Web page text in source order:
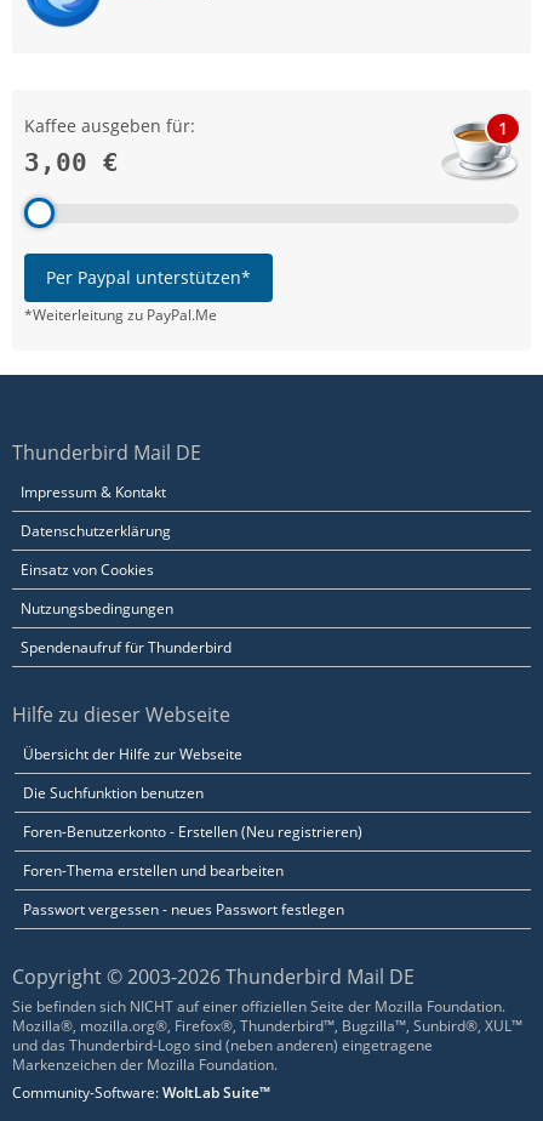
Kaffee ausgeben für:
3,00 €
1
Per Paypal unterstützen*
*Weiterleitung zu PayPal.Me
Thunderbird Mail DE
Impressum & Kontakt
Datenschutzerklärung
Einsatz von Cookies
Nutzungsbedingungen
Spendenaufruf für Thunderbird
Hilfe zu dieser Webseite
Übersicht der Hilfe zur Webseite
Die Suchfunktion benutzen
Foren-Benutzerkonto - Erstellen (Neu registrieren)
Foren-Thema erstellen und bearbeiten
Passwort vergessen - neues Passwort festlegen
Copyright © 2003-2026 Thunderbird Mail DE
Sie befinden sich NICHT auf einer offiziellen Seite der Mozilla Foundation.
Mozilla®, mozilla.org®, Firefox®, Thunderbird™, Bugzilla™, Sunbird®, XUL™
und das Thunderbird-Logo sind (neben anderen) eingetragene
Markenzeichen der Mozilla Foundation.
Community-Software:WoltLab Suite™